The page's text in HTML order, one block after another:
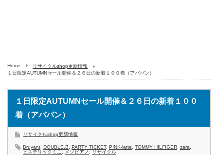
Home
リサイクルshop更新情報
１日限定AUTUMNセール開催＆２６日の新着１００着（アババン）
１日限定AUTUMNセール開催＆２６日の新着１００
着（アババン）
リサイクルshop更新情報
Bruyant DOUBLE.B PARTY TICKET, PINK-latte TOMMY HILFIGER zara
ヒステリックミニ
メゾピアノ リサイクル